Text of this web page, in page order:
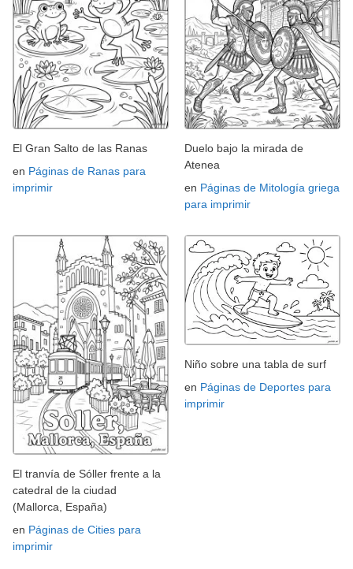
El Gran Salto de las Ranas
en Páginas de Ranas para
imprimir
Duelo bajo la mirada de
Atenea
en Páginas de Mitología griega
para imprimir
El tranvía de Sóller frente a la
catedral de la ciudad
(Mallorca, España)
en Páginas de Cities para
imprimir
Niño sobre una tabla de surf
en Páginas de Deportes para
imprimir